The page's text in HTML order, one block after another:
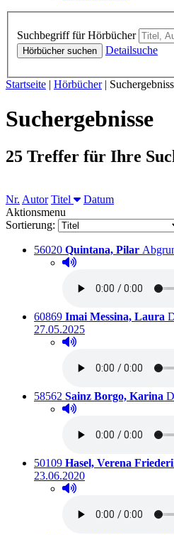
Suchbegriff für Hörbücher
Hörbücher suchen Detailsuche
Sie sind hier:
Startseite | Hörbücher|
Suchergebnisse
25 Treffer für Ihre
Nr. Autor Titel
Datum
Aktionsmenu
Sortierung:
Titelnummer:
56020 von
Quintana, Pilar:
Hörprobe abspielen
Hörprobe von
Titelnummer:
60869 von
Imai Messina, Laura
27.05.2025
Hörprobe abspielen
Hörprobe von Das
Titelnummer:
58562 von
Sainz Borgo, Karina
Hörprobe abspielen
Hörprobe von Das
Titelnummer:
50109 von
Hasel, Verena
23.06.2020
Hörprobe abspielen
Hörprobe von Der